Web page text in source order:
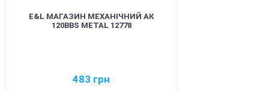
E&L МАГАЗИН МЕХАНІЧНИЙ АК
120BBS METAL 12778
483 грн